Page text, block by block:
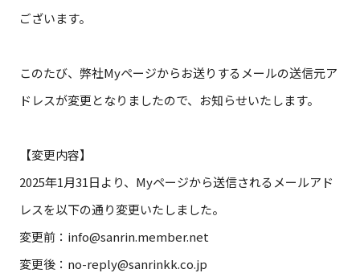
ございます。
このたび、弊社Myページからお送りするメールの送信元ア
ドレスが変更となりましたので、お知らせいたします。
【変更内容】
2025年1月31日より、Myページから送信されるメールアド
レスを以下の通り変更いたしました。
変更前：info@sanrin.member.net
変更後：no-reply@sanrinkk.co.jp